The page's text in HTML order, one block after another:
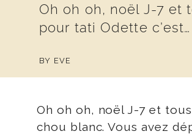
Oh oh oh, noël J-7 et
pour tati Odette c’est…
BY EVE
Oh oh oh, noël J-7 et
chou blanc. Vous avez